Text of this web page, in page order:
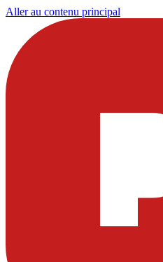
Aller au contenu principal